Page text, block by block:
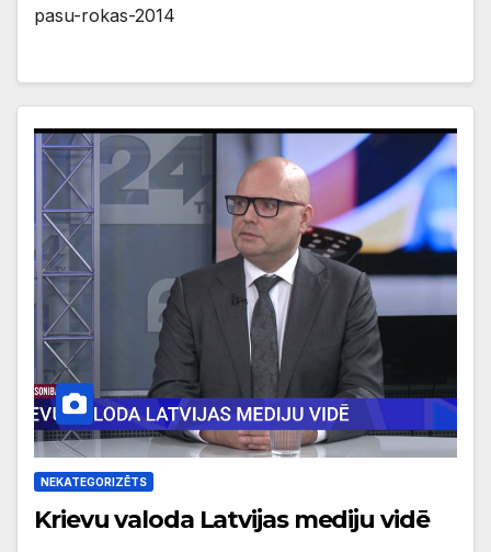
pasu-rokas-2014
NEKATEGORIZĒTS
Krievu valoda Latvijas mediju vidē